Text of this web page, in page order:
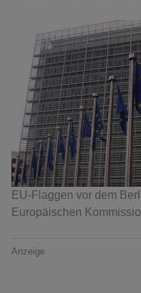
EU-Flaggen vor dem
Europäischen
Anzeige